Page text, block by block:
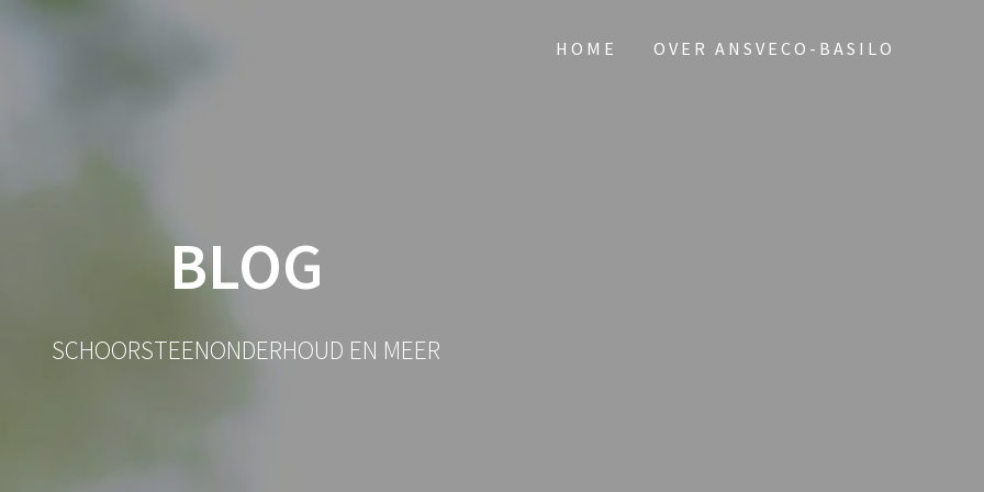
HOME OVER ANSVECO-BASILO
BLOG
SCHOORSTEENONDERHOUD EN MEER